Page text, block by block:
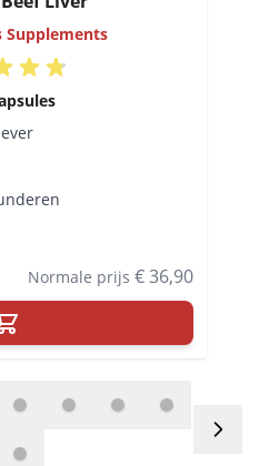
Supplements
Normale prijs € 36,90